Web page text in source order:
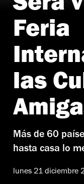
Será
Feria
las
Más de 60
hasta casa lo
lunes 21 diciembre